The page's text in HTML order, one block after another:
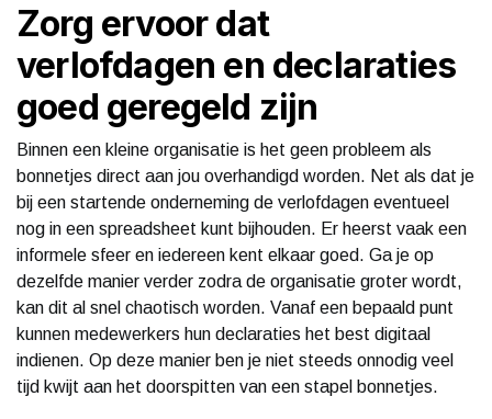
Zorg ervoor dat
verlofdagen en declaraties
goed geregeld zijn
Binnen een kleine organisatie is het geen probleem als
bonnetjes direct aan jou overhandigd worden. Net als dat je
bij een startende onderneming de verlofdagen eventueel
nog in een spreadsheet kunt bijhouden. Er heerst vaak een
informele sfeer en iedereen kent elkaar goed. Ga je op
dezelfde manier verder zodra de organisatie groter wordt,
kan dit al snel chaotisch worden. Vanaf een bepaald punt
kunnen medewerkers hun declaraties het best digitaal
indienen. Op deze manier ben je niet steeds onnodig veel
tijd kwijt aan het doorspitten van een stapel bonnetjes.